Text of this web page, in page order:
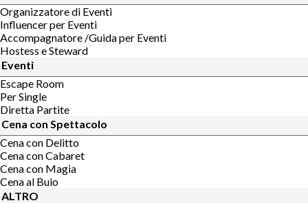
Organizzatore di Eventi
Influencer per Eventi
Accompagnatore /Guida per Eventi
Hostess e Steward
Eventi
Escape Room
Per Single
Diretta Partite
Cena con Spettacolo
Cena con Delitto
Cena con Cabaret
Cena con Magia
Cena al Buio
ALTRO